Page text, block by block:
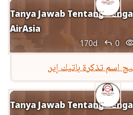
Tanya Jawab Tentang
AirAsia
170d  0
Tanya Jawab Tentang